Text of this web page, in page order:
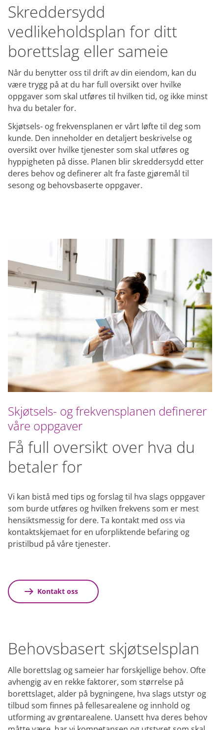
Skreddersydd
vedlikeholdsplan for ditt
borettslag eller sameie
Når du benytter oss til drift av din eiendom, kan du
være trygg på at du har full oversikt over hvilke
oppgaver som skal utføres til hvilken tid, og ikke minst
hva du betaler for.
Skjøtsels- og frekvensplanen er vårt løfte til deg som
kunde. Den inneholder en detaljert beskrivelse og
oversikt over hvilke tjenester som skal utføres og
hyppigheten på disse. Planen blir skreddersydd etter
deres behov og definerer alt fra faste gjøremål til
sesong og behovsbaserte oppgaver.
Skjøtsels- og frekvensplanen definerer
våre oppgaver
Få full oversikt over hva du
betaler for
Vi kan bistå med tips og forslag til hva slags oppgaver
som burde utføres og hvilken frekvens som er mest
hensiktsmessig for dere. Ta kontakt med oss via
kontaktskjemaet for en uforpliktende befaring og
pristilbud på våre tjenester.
Kontakt oss
Behovsbasert skjøtselsplan
Alle borettslag og sameier har forskjellige behov. Ofte
avhengig av en rekke faktorer, som størrelse på
borettslaget, alder på bygningene, hva slags utstyr og
tilbud som finnes på fellesarealene og innhold og
utforming av grøntarealene. Uansett hva deres behov